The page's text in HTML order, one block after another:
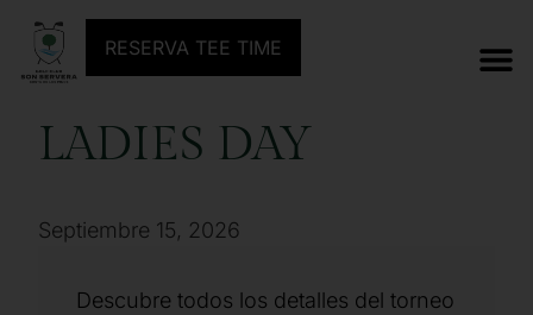
RESERVA TEE TIME
ANTERIOR TORNEO
LADIES DAY
Septiembre 15, 2026
Descubre todos los detalles del torneo